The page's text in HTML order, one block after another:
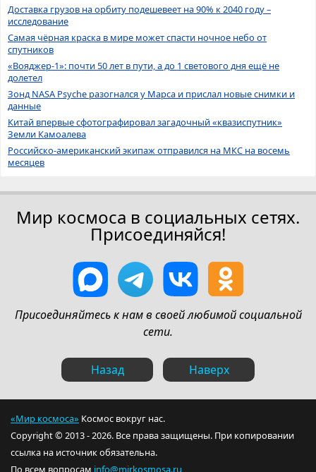
Доставка грузов на орбиту подешевеет на 90% к 2040 году –
исследование
Самая чёрная краска в мире может спасти ночное небо от
спутников
«Вояджер-1»: почти 50 лет в пути, а до 1 светового дня ещё не
долетел
Зонд NASA Psyche разогнался у Марса и прислал новые снимки и
данные
Китай впервые сфотографировал загадочный «квазиспутник»
Земли Камоалева
Российско-американский экипаж отправился на МКС на восемь
месяцев
Мир космоса в социальных сетях.
Присоединяйся!
Присоединяйтесь к нам в своей любимой социальной
сети.
Назад Наверх
«Мир космоса» Космос вокруг нас.
Copyright © 2013 - 2026. Все права защищены. При копировании
ссылка на источник обязательна.
По всем вопросам info@mirkosmosa.ru